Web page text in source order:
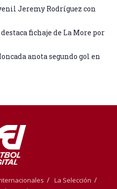
Jeremy Rodríguez con
fichaje de La More por
anota segundo gol en
La Selección